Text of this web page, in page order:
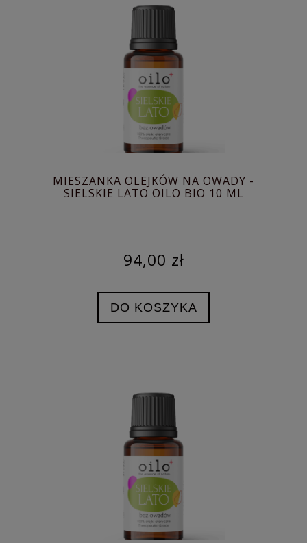
MIESZANKA OLEJKÓW NA OWADY -
SIELSKIE LATO OILO BIO 10 ML
94,00 zł
DO KOSZYKA